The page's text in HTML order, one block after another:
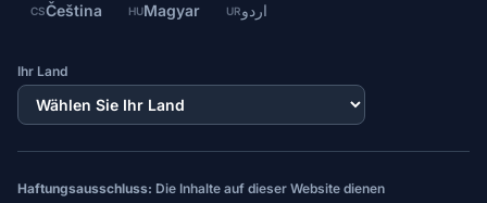
CSČeština HUMagyar URاردو
Ihr Land
Haftungsausschluss: Die Inhalte auf dieser Website dienen